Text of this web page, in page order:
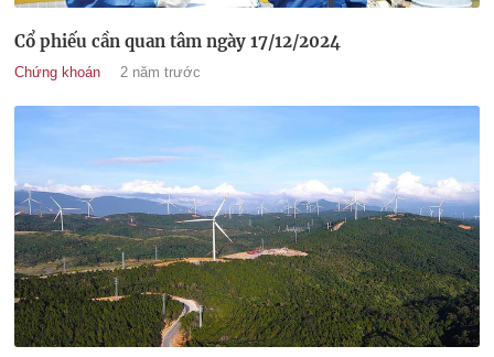
Cổ phiếu cần quan tâm ngày 17/12/2024
Chứng khoán 2 năm trước